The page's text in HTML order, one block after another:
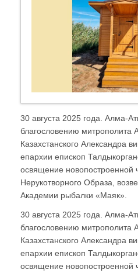
30 августа 2025 года. Алма-
благословению митрополита
Казахстанского Александра
епархии епископ
освящение новопостроенной
Нерукотворного Образа,
Академии рыбалки «Маяк».
30 августа 2025 года. Алма-
благословению митрополита
Казахстанского Александра
епархии епископ
освящение новопостроенной